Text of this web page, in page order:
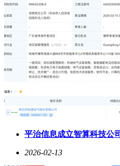
平治信息成立智算科技公
2026-02-13